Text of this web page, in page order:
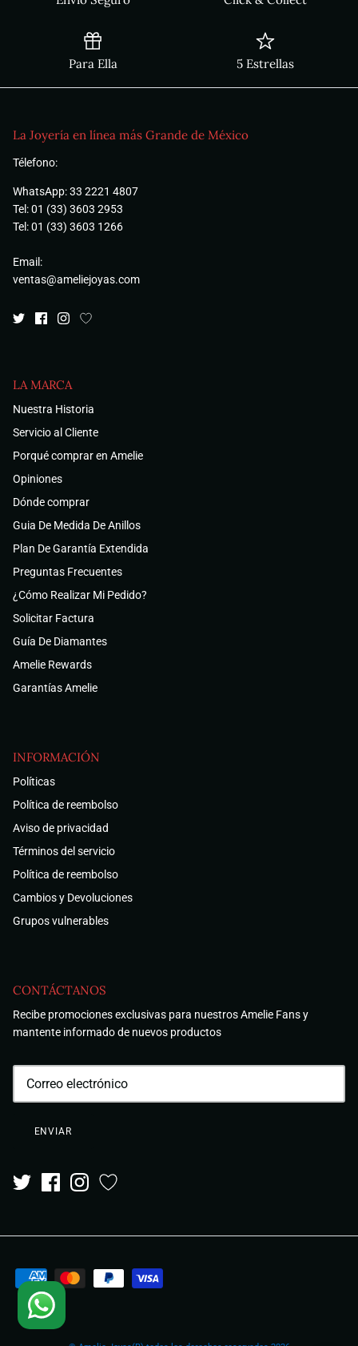
Para Ella 5 Estrellas
La Joyería en línea más Grande de México
Télefono:
WhatsApp: 33 2221 4807
Tel: 01 (33) 3603 2953
Tel: 01 (33) 3603 1266
Email:
ventas@ameliejoyas.com
LA MARCA
Nuestra Historia
Servicio al Cliente
Porqué comprar en Amelie
Opiniones
Dónde comprar
Guia De Medida De Anillos
Plan De Garantía Extendida
Preguntas Frecuentes
¿Cómo Realizar Mi Pedido?
Solicitar Factura
Guía De Diamantes
Amelie Rewards
Garantías Amelie
INFORMACIÓN
Políticas
Política de reembolso
Aviso de privacidad
Términos del servicio
Política de reembolso
Cambios y Devoluciones
Grupos vulnerables
CONTÁCTANOS
Recibe promociones exclusivas para nuestros Amelie Fans y
mantente informado de nuevos productos
ENVIAR